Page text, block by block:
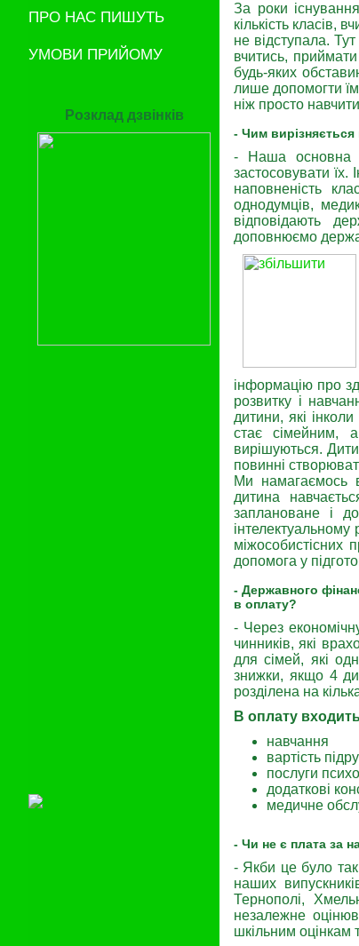
ПРО НАС ПИШУТЬ
УМОВИ ПРИЙОМУ
Розклад дзвінків
За роки
кількість класів,
не відступала.
вчитись,
будь-яких
лише допомогти
ніж просто
- Чим вирізняється
- Наша основна
застосовувати
наповненість
однодумців,
відповідають
доповнюємо
інформацію про
розвитку і
дитини, які
стає сімейним,
вирішуються.
повинні
Ми намагаємось
дитина
заплановане і
інтелектуальному
міжособистісних
допомога у
- Державного
в оплату?
- Через
чинників, які
для сімей, які
знижки, якщо 4
розділена на
В оплату
навчання
вартість
послуги
додаткові
медичне
- Чи не є плата за
- Якби це було
наших
Тернополі,
незалежне
шкільним оцінкам